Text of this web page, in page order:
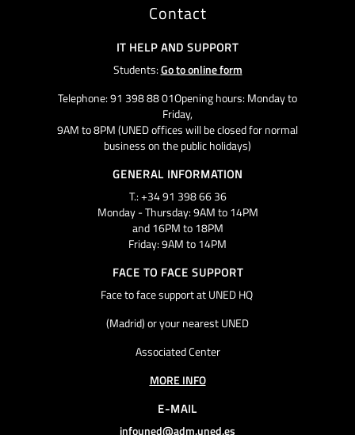
Contact
IT HELP AND SUPPORT
Students:Go to online form
Telephone: 91 398 88 01Opening hours: Monday to
Friday,
9AM to 8PM (UNED offices will be closed for normal
business on the public holidays)
GENERAL INFORMATION
T.: +34 91 398 66 36
Monday - Thursday: 9AM to 14PM
and 16PM to 18PM
Friday: 9AM to 14PM
FACE TO FACE SUPPORT
Face to face support at UNED HQ
(Madrid) or your nearest UNED
Associated Center
MORE INFO
E-MAIL
infouned@adm.uned.es